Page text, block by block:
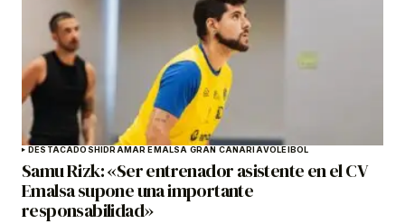
DESTACADOSHIDRAMAR EMALSA GRAN CANARIAVOLEIBOL
Samu Rizk: «Ser entrenador asistente en el CV
Emalsa supone una importante
responsabilidad»